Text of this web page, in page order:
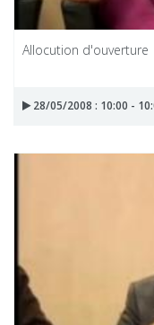
Allocution d'ouverture
28/05/2008 : 10:00 -